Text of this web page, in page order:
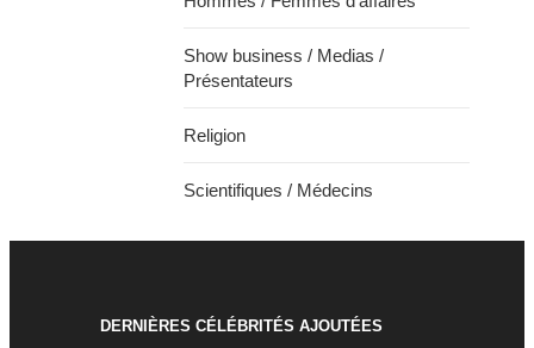
Show business / Medias /
Présentateurs
Religion
Scientifiques / Médecins
DERNIÈRES CÉLÉBRITÉS AJOUTÉES